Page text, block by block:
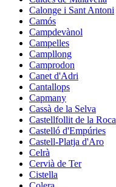
Calonge i Sant Antoni
Camós
Campdevànol
Campelles
Campllong
Camprodon
Canet d'Adri
Cantallops
Capmany
Cassà de la Selva
Castellfollit de la Roca
Castelló d'Empúries
Castell-Platja d'Aro
Celrà
Cervià de Ter
Cistella